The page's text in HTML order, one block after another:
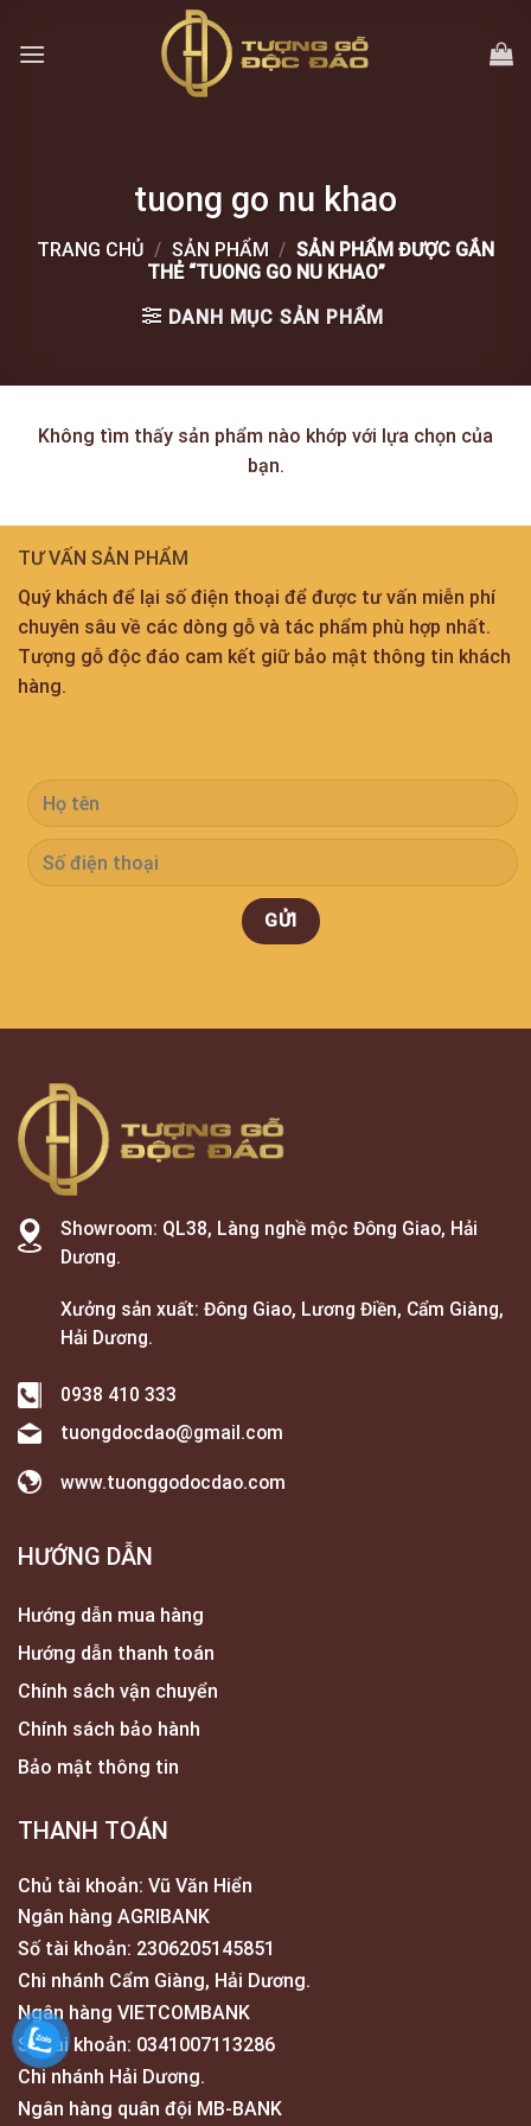
tuong go nu khao
TRANG CHỦ / SẢN PHẨM / SẢN PHẨM ĐƯỢC GẮN
THẺ “TUONG GO NU KHAO”
DANH MỤC SẢN PHẨM
Không tìm thấy sản phẩm nào khớp với lựa chọn của
bạn.
TƯ VẤN SẢN PHẨM
Quý khách để lại số điện thoại để được tư vấn miễn phí
chuyên sâu về các dòng gỗ và tác phẩm phù hợp nhất.
Tượng gỗ độc đáo cam kết giữ bảo mật thông tin khách
hàng.
Showroom: QL38, Làng nghề mộc Đông Giao, Hải
Dương.
Xưởng sản xuất: Đông Giao, Lương Điền, Cẩm Giàng,
Hải Dương.
0938 410 333
tuongdocdao@gmail.com
www.tuonggodocdao.com
HƯỚNG DẪN
Hướng dẫn mua hàng
Hướng dẫn thanh toán
Chính sách vận chuyển
Chính sách bảo hành
Bảo mật thông tin
THANH TOÁN
Chủ tài khoản: Vũ Văn Hiển
Ngân hàng AGRIBANK
Số tài khoản: 2306205145851
Chi nhánh Cẩm Giàng, Hải Dương.
Ngân hàng VIETCOMBANK
Số tài khoản: 0341007113286
Chi nhánh Hải Dương.
Ngân hàng quân đội MB-BANK